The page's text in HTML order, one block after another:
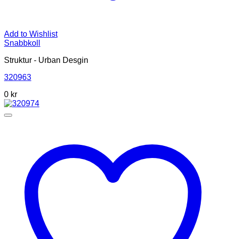
Add to Wishlist
Snabbkoll
Struktur - Urban Desgin
320963
0 kr